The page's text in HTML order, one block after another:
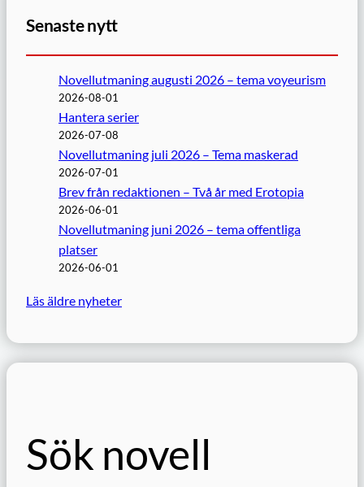
Senaste nytt
Novellutmaning augusti 2026 – tema voyeurism
2026-08-01
Hantera serier
2026-07-08
Novellutmaning juli 2026 – Tema maskerad
2026-07-01
Brev från redaktionen – Två år med Erotopia
2026-06-01
Novellutmaning juni 2026 – tema offentliga
platser
2026-06-01
Läs äldre nyheter
Sök novell